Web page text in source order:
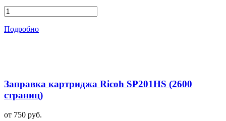
Подробно
Заправка картриджа Ricoh SP201HS (2600
страниц)
от 750 руб.